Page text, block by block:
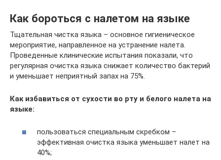
Как бороться с налетом на языке
Тщательная чистка языка – основное гигиеническое
мероприятие, направленное на устранение налета.
Проведенные клинические испытания показали, что
регулярная очистка языка снижает количество бактерий
и уменьшает неприятный запах на 75%.
Как избавиться от сухости во рту и белого налета на
языке:
пользоваться специальным скребком –
эффективная очистка языка уменьшает налет на
40%;